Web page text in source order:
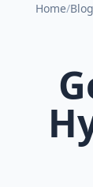
Home/Blog